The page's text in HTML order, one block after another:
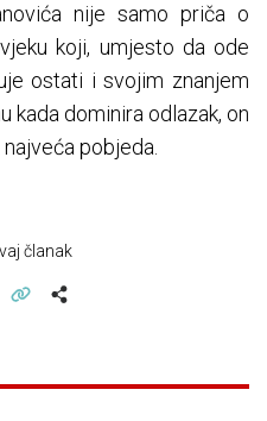
nije samo priča o
koji, umjesto da ode
ostati i svojim znanjem
kada dominira odlazak, on
pobjeda.
članak